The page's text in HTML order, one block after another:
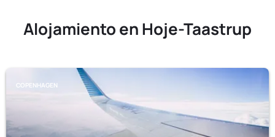
Alojamiento en Hoje-Taastrup
COPENHAGEN